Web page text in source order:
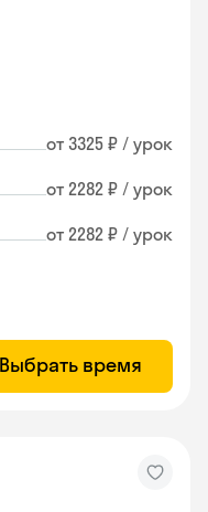
от 3325 ₽ / урок
от 2282 ₽ / урок
от 2282 ₽ / урок
Выбрать время